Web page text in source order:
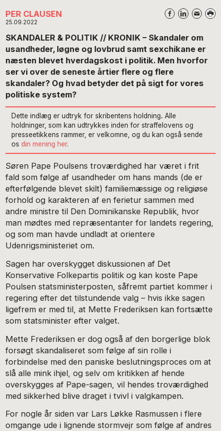
PER CLAUSEN
25.09.2022
SKANDALER & POLITIK // KRONIK – Skandaler om
usandheder, løgne og lovbrud samt sexchikane er
næsten blevet hverdagskost i politik. Men hvorfor
ser vi over de seneste årtier flere og flere
skandaler? Og hvad betyder det på sigt for vores
politiske system?
Dette indlæg er udtryk for skribentens holdning. Alle
holdninger, som kan udtrykkes inden for straffelovens og
presseetikkens rammer, er velkomne, og du kan også sende
osdin mening her.
Søren Pape Poulsens troværdighed har været i frit
fald som følge af usandheder om hans mands (de er
efterfølgende blevet skilt) familiemæssige og religiøse
forhold og karakteren af en ferietur sammen med
andre ministre til Den Dominikanske Republik, hvor
man mødtes med repræsentanter for landets regering,
og som man havde undladt at orientere
Udenrigsministeriet om.
Sagen har overskygget diskussionen af Det
Konservative Folkepartis politik og kan koste Pape
Poulsen statsministerposten, såfremt partiet kommer i
regering efter det tilstundende valg – hvis ikke sagen
ligefrem er med til, at Mette Frederiksen kan fortsætte
som statsminister efter valget.
Mette Frederiksen er dog også af den borgerlige blok
forsøgt skandaliseret som følge af sin rolle i
forbindelse med den paniske beslutningsproces om at
slå alle mink ihjel, og selv om kritikken af hende
overskygges af Pape-sagen, vil hendes troværdighed
med sikkerhed blive draget i tvivl i valgkampen.
For nogle år siden var Lars Løkke Rasmussen i flere
omgange ude i lignende stormvejr som følge af andres